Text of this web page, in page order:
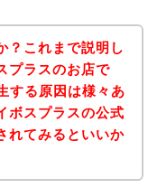
？これまで説明し
プラスのお店で
する原因は様々あ
ボスプラスの公式
れてみるといいか